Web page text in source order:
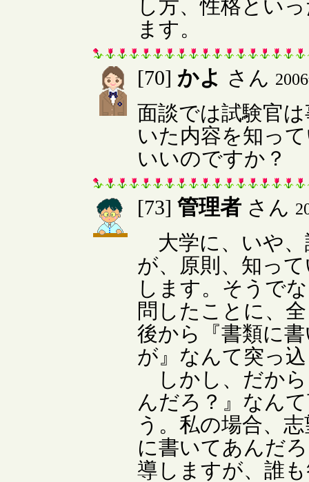
し方、性格とい
ます。
[70] かよ さん
面談では試験官
いた内容を知っ
いいのですか？
[73] 管理者 さん
大学に、いや、
が、原則、知っ
します。そうで
問したことに、
後から『書類に
が』なんて突っ
しかし、だから
んだろ？』なん
う。私の場合、
に書いてあんだ
導しますが、誰